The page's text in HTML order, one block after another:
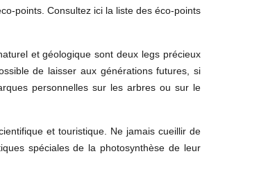
points. Consultez ici la liste des éco-points
et géologique sont deux legs précieux
de laisser aux générations futures, si
personnelles sur les arbres ou sur le
et touristique. Ne jamais cueillir de
spéciales de la photosynthèse de leur